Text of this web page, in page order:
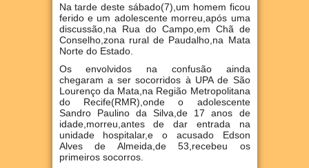
Na tarde deste sábado(7),um homem ficou
ferido e um adolescente morreu,após uma
discussão,na Rua do Campo,em Chã de
Conselho,zona rural de Paudalho,na Mata
Norte do Estado.
Os envolvidos na confusão ainda
chegaram a ser socorridos à UPA de São
Lourenço da Mata,na Região Metropolitana
do Recife(RMR),onde o adolescente
Sandro Paulino da Silva,de 17 anos de
idade,morreu,antes de dar entrada na
unidade hospitalar,e o acusado Edson
Alves de Almeida,de 53,recebeu os
primeiros socorros.